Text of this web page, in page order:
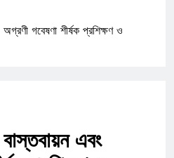
অগ্রণী গবেষণা শীর্ষক প্রশিক্ষণ ও
বাস্তবায়ন এবং